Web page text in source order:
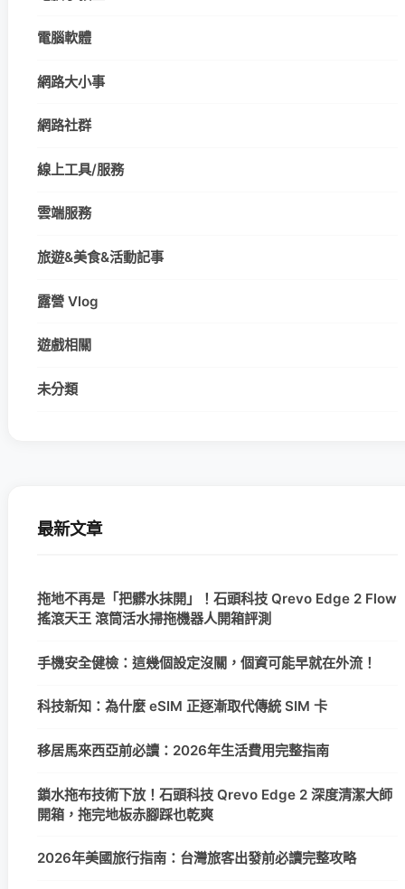
電腦軟體
網路大小事
網路社群
線上工具/服務
雲端服務
旅遊&美食&活動記事
露營 Vlog
遊戲相關
未分類
最新文章
拖地不再是「把髒水抹開」！石頭科技 Qrevo Edge 2 Flow
搖滾天王 滾筒活水掃拖機器人開箱評測
手機安全健檢：這幾個設定沒關，個資可能早就在外流！
科技新知：為什麼 eSIM 正逐漸取代傳統 SIM 卡
移居馬來西亞前必讀：2026年生活費用完整指南
鎖水拖布技術下放！石頭科技 Qrevo Edge 2 深度清潔大師
開箱，拖完地板赤腳踩也乾爽
2026年美國旅行指南：台灣旅客出發前必讀完整攻略